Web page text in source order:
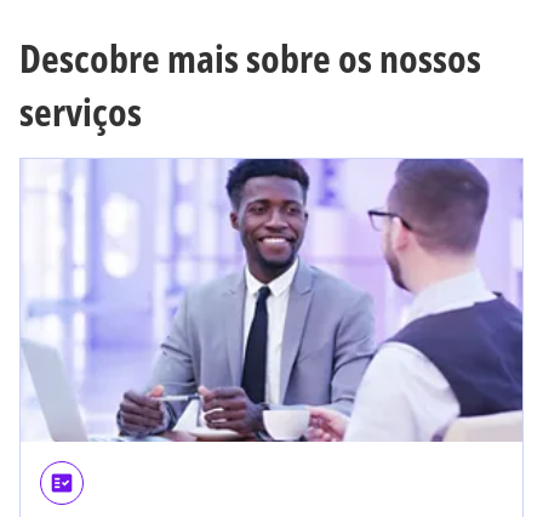
Descobre mais sobre os nossos
serviços
fact_check